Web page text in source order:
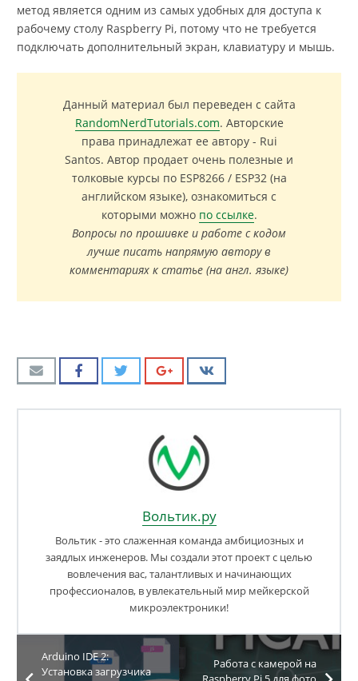
метод является одним из самых удобных для доступа к
рабочему столу Raspberry Pi, потому что не требуется
подключать дополнительный экран, клавиатуру и мышь.
Данный материал был переведен с сайта
RandomNerdTutorials.com. Авторские
права принадлежат ее автору - Rui
Santos. Автор продает очень полезные и
толковые курсы по ESP8266 / ESP32 (на
английском языке), ознакомиться с
которыми можно по ссылке.
Вопросы по прошивке и работе с кодом
лучше писать напрямую автору в
комментариях к статье (на англ. языке)
Вольтик.ру
Вольтик - это слаженная команда амбициозных и
заядлых инженеров. Мы создали этот проект с целью
вовлечения вас, талантливых и начинающих
профессионалов, в увлекательный мир мейкерской
микроэлектроники!
Arduino IDE 2:
Установка загрузчика
Работа с камерой на